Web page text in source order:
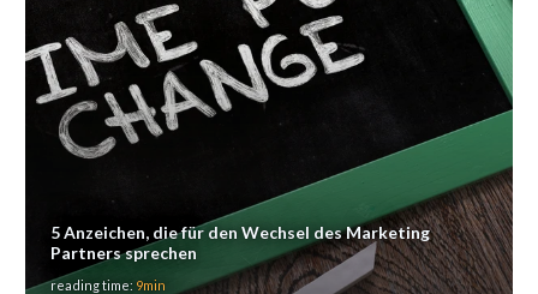
5 Anzeichen, die für den Wechsel des Marketing
Partners sprechen
reading time: 9min